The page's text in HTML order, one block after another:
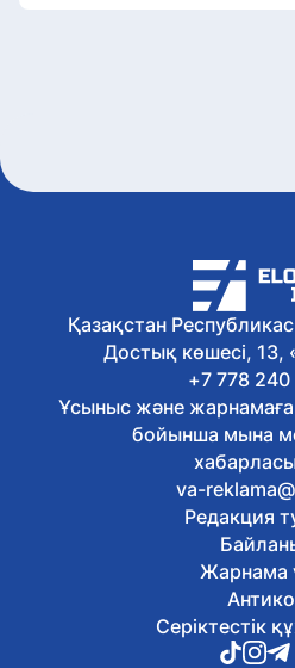
астам қонақты
мыңнан астам
қатысты
Бүгін, 16:57
Қазақстандық
халықаралық
жеңіп алды
Бүгін, 16:48
«Абайды оқы,
прокурорлар
дәріптеуге
әзірледі
Бүгін, 16:39
Астанада мас
мотоциклін
АЕК айыппұл
Бүгін, 16:32
Оралда тамақ
жалған болып
Қазақстан
Достық көшесі, 13,
+7 778 240
Ұсыныс және
бойынша мына
va-
Редакция
Жарнама
Серіктестік